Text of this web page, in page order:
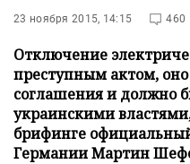
23 ноября 2015, 14:15 460
Отключение
преступным актом,
соглашения и должно
украинскими
брифинге
Германии Мартин